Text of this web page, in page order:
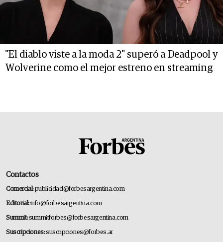
"El diablo viste a la moda 2" superó a Deadpool y
Wolverine como el mejor estreno en streaming
Contactos
Comercial:publicidad@forbesargentina.com
Editorial:info@forbesargentina.com
Summit:summitforbes@forbesargentina.com
Suscripciones:suscripciones@forbes.ar